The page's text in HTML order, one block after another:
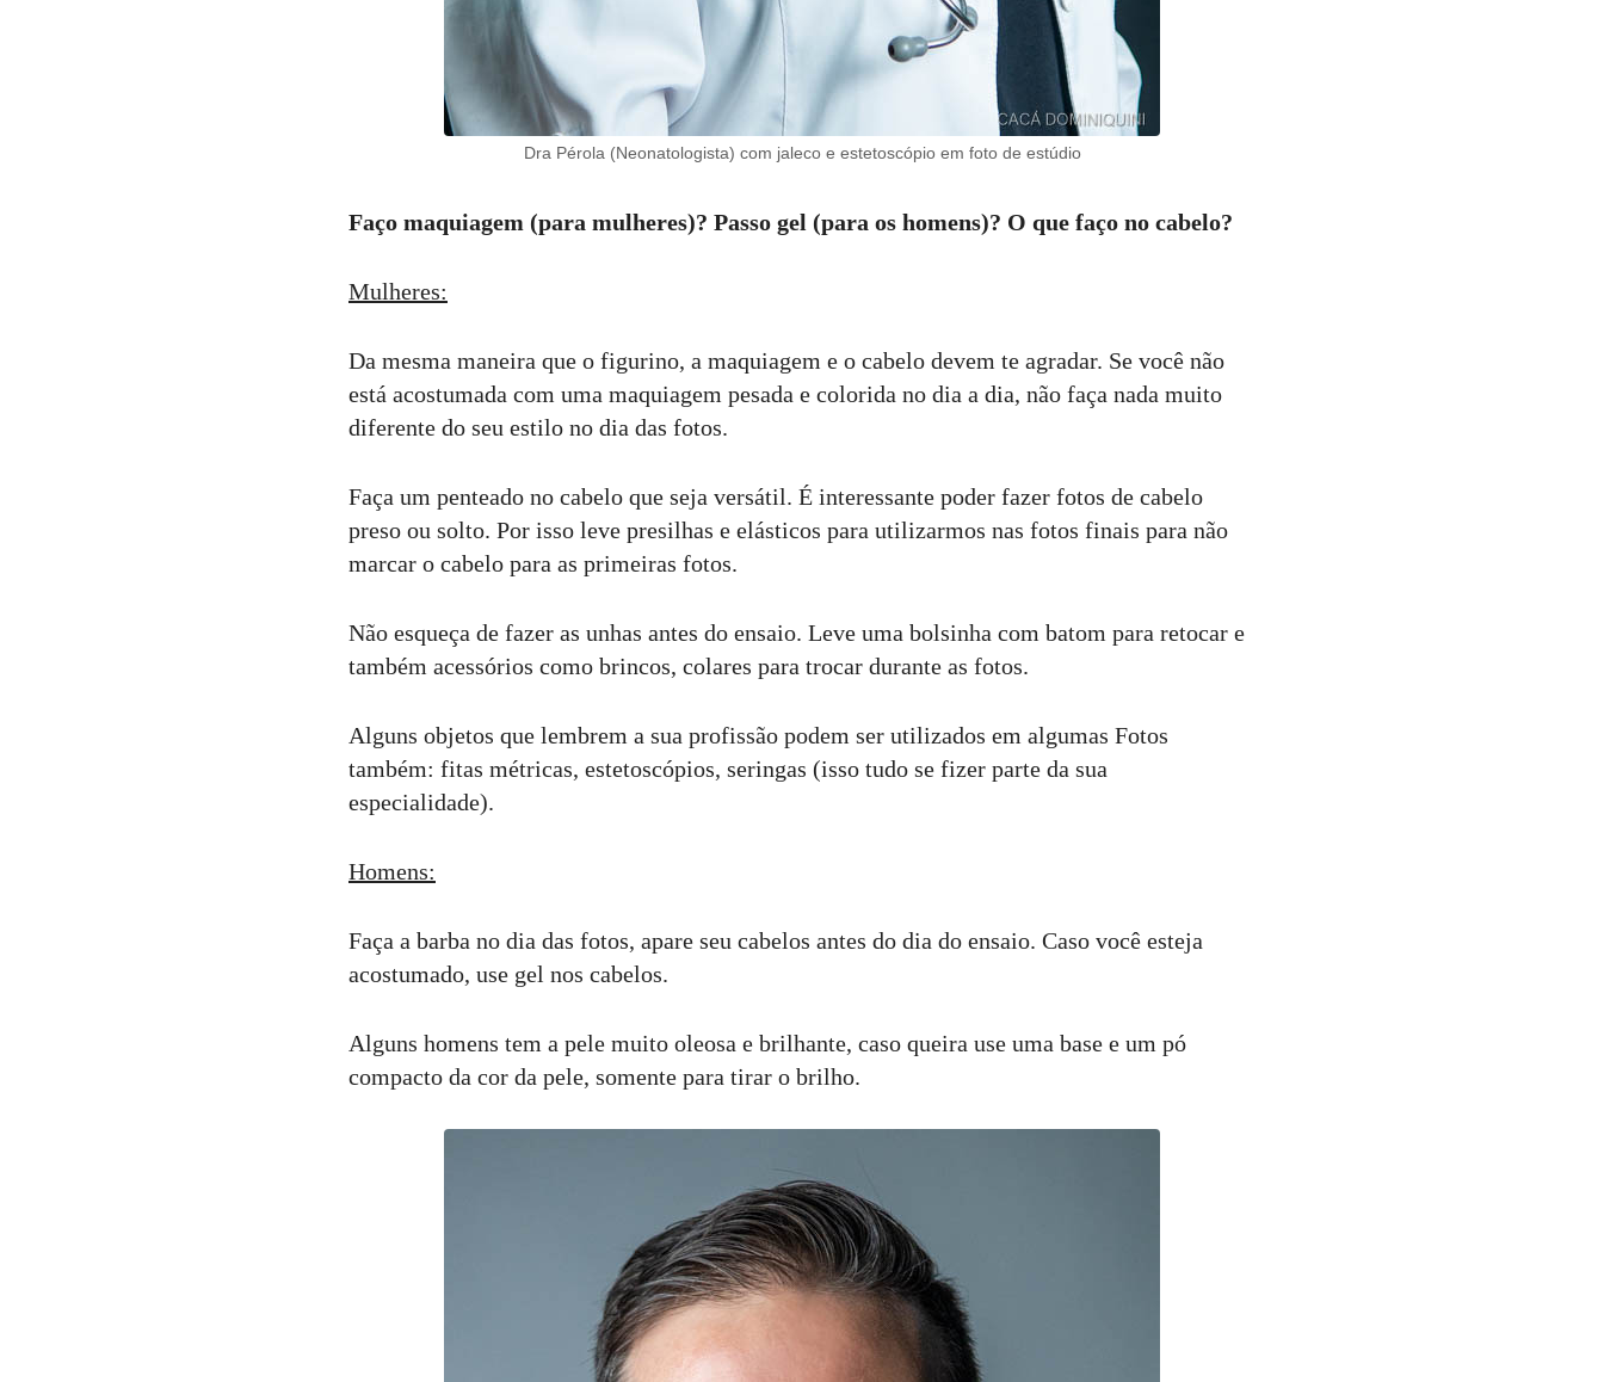
Dra Pérola (Neonatologista) com jaleco e estetoscópio em foto de estúdio
Faço maquiagem (para mulheres)? Passo gel (para os homens)? O que faço no cabelo?
Mulheres:
Da mesma maneira que o figurino, a maquiagem e o cabelo devem te agradar. Se você não
está acostumada com uma maquiagem pesada e colorida no dia a dia, não faça nada muito
diferente do seu estilo no dia das fotos.
Faça um penteado no cabelo que seja versátil. É interessante poder fazer fotos de cabelo
preso ou solto. Por isso leve presilhas e elásticos para utilizarmos nas fotos finais para não
marcar o cabelo para as primeiras fotos.
Não esqueça de fazer as unhas antes do ensaio. Leve uma bolsinha com batom para retocar e
também acessórios como brincos, colares para trocar durante as fotos.
Alguns objetos que lembrem a sua profissão podem ser utilizados em algumas Fotos
também: fitas métricas, estetoscópios, seringas (isso tudo se fizer parte da sua
especialidade).
Homens:
Faça a barba no dia das fotos, apare seu cabelos antes do dia do ensaio. Caso você esteja
acostumado, use gel nos cabelos.
Alguns homens tem a pele muito oleosa e brilhante, caso queira use uma base e um pó
compacto da cor da pele, somente para tirar o brilho.